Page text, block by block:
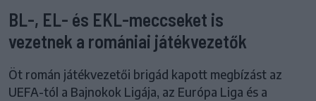
BL-, EL- és EKL-meccseket is
vezetnek a romániai játékvezetők
Öt román játékvezetői brigád kapott megbízást az
UEFA-tól a Bajnokok Ligája, az Európa Liga és a